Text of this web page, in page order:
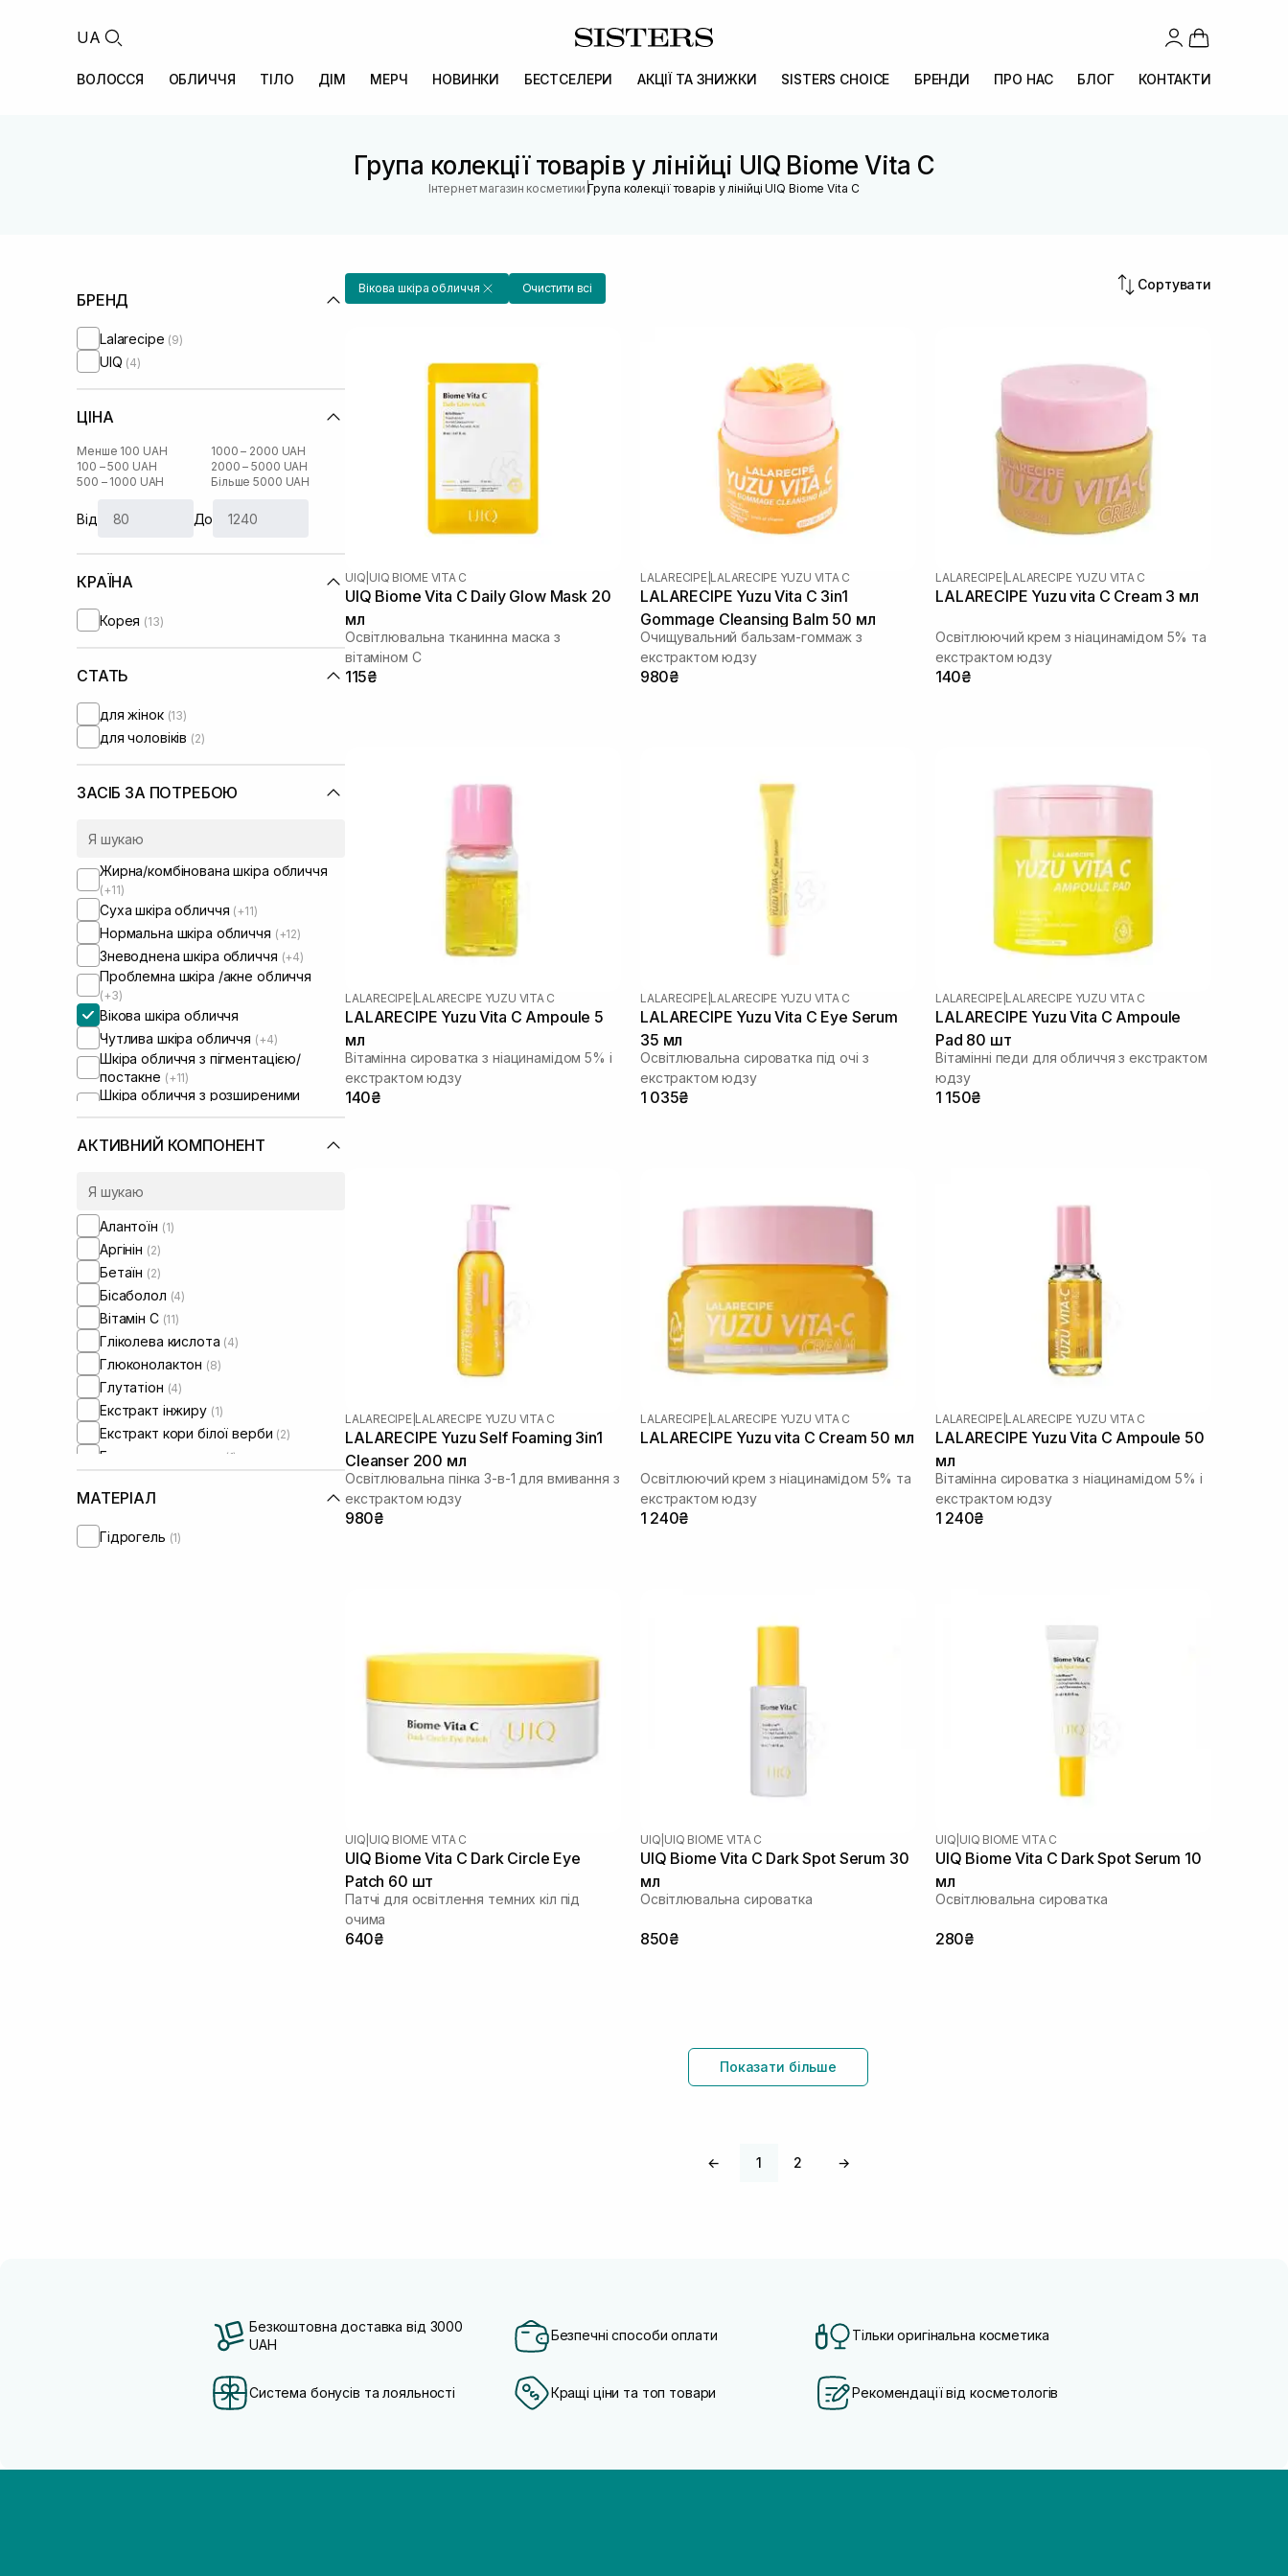
UA
ВОЛОССЯ ОБЛИЧЧЯ ТІЛО ДІМ МЕРЧ НОВИНКИ БЕСТСЕЛЕРИ АКЦІЇ ТА ЗНИЖКИ SISTERS CHOICE БРЕНДИ ПРО НАС БЛОГ КОНТАКТИ
Група колекції товарів у лінійці UIQ Biome Vita C
Інтернет магазин косметики |Група колекції товарів у лінійці UIQ Biome Vita C
БРЕНД
Lalarecipe (9)
UIQ (4)
ЦІНА
Менше 100 UAH
100 – 500 UAH
500 – 1000 UAH
1000 – 2000 UAH
2000 – 5000 UAH
Більше 5000 UAH
Від До
КРАЇНА
Корея (13)
СТАТЬ
для жінок (13)
для чоловіків (2)
ЗАСІБ ЗА ПОТРЕБОЮ
Жирна/комбінована шкіра обличчя
(+11)
Суха шкіра обличчя (+11)
Нормальна шкіра обличчя (+12)
Зневоднена шкіра обличчя (+4)
Проблемна шкіра /акне обличчя
(+3)
Вікова шкіра обличчя
Чутлива шкіра обличчя (+4)
Шкіра обличчя з пігментацією/
постакне (+11)
Шкіра обличчя з розширеними
порами(+3)
барʼєром (+1)
Від синців під очима
АКТИВНИЙ КОМПОНЕНТ
Алантоїн (1)
Аргінін (2)
Бетаїн (2)
Бісаболол (4)
Вітамін C (11)
Гліколева кислота (4)
Глюконолактон (8)
Глутатіон (4)
Екстракт інжиру (1)
Екстракт кори білої верби (2)
Екстракт ромашки (1)
Екстракт юдзу
Колаген
МАТЕРІАЛ
Гідрогель (1)
Вікова шкіра обличчя Очистити всі Сортувати
UIQ UIQ BIOME VITA C
UIQ Biome Vita C Daily Glow Mask 20
мл
Освітлювальна тканинна маска з
вітаміном C
115₴
LALARECIPE LALARECIPE YUZU VITA C
LALARECIPE Yuzu Vita C 3in1
Gommage Cleansing Balm 50 мл
Очищувальний бальзам-гоммаж з
екстрактом юдзу
980₴
LALARECIPE LALARECIPE YUZU VITA C
LALARECIPE Yuzu vita C Cream 3 мл
Освітлюючий крем з ніацинамідом 5% та
екстрактом юдзу
140₴
LALARECIPE LALARECIPE YUZU VITA C
LALARECIPE Yuzu Vita C Ampoule 5
мл
Вітамінна сироватка з ніацинамідом 5% і
екстрактом юдзу
140₴
LALARECIPE LALARECIPE YUZU VITA C
LALARECIPE Yuzu Vita C Eye Serum
35 мл
Освітлювальна сироватка під очі з
екстрактом юдзу
1 035₴
LALARECIPE LALARECIPE YUZU VITA C
LALARECIPE Yuzu Vita C Ampoule
Pad 80 шт
Вітамінні педи для обличчя з екстрактом
юдзу
1 150₴
LALARECIPE LALARECIPE YUZU VITA C
LALARECIPE Yuzu Self Foaming 3in1
Cleanser 200 мл
Освітлювальна пінка 3-в-1 для вмивання з
екстрактом юдзу
980₴
LALARECIPE LALARECIPE YUZU VITA C
LALARECIPE Yuzu vita C Cream 50 мл
Освітлюючий крем з ніацинамідом 5% та
екстрактом юдзу
1 240₴
LALARECIPE LALARECIPE YUZU VITA C
LALARECIPE Yuzu Vita C Ampoule 50
мл
Вітамінна сироватка з ніацинамідом 5% і
екстрактом юдзу
1 240₴
UIQ UIQ BIOME VITA C
UIQ Biome Vita C Dark Circle Eye
Patch 60 шт
Патчі для освітлення темних кіл під
очима
640₴
UIQ UIQ BIOME VITA C
UIQ Biome Vita C Dark Spot Serum 30
мл
Освітлювальна сироватка
850₴
UIQ UIQ BIOME VITA C
UIQ Biome Vita C Dark Spot Serum 10
мл
Освітлювальна сироватка
280₴
Показати більше
← 1 2 →
Безкоштовна доставка від 3000
UAH
Безпечні способи оплати Тільки оригінальна косметика
Система бонусів та лояльності Кращі ціни та топ товари Рекомендації від косметологів